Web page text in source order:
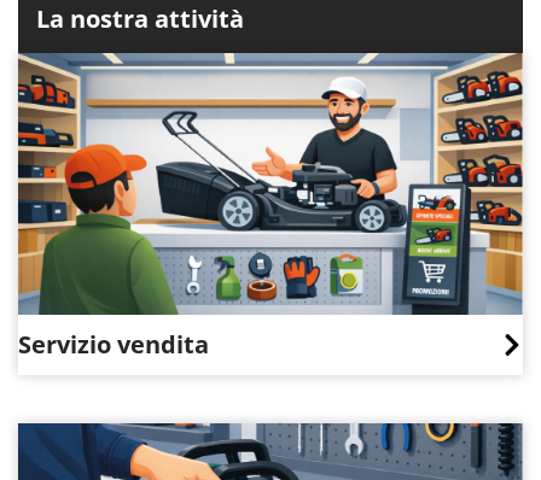
La nostra attività
Servizio vendita